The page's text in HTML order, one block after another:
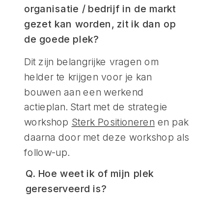
organisatie / bedrijf in de markt
gezet kan worden, zit ik dan op
de goede plek?
Dit zijn belangrijke vragen om
helder te krijgen voor je kan
bouwen aan een werkend
actieplan. Start met de strategie
workshop Sterk Positioneren en pak
daarna door met deze workshop als
follow-up.
Q. Hoe weet ik of mijn plek
gereserveerd is?